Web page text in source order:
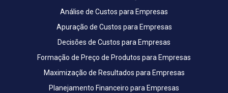
Análise de Custos para Empresas
Apuração de Custos para Empresas
Decisões de Custos para Empresas
Formação de Preço de Produtos para Empresas
Maximização de Resultados para Empresas
Planejamento Financeiro para Empresas